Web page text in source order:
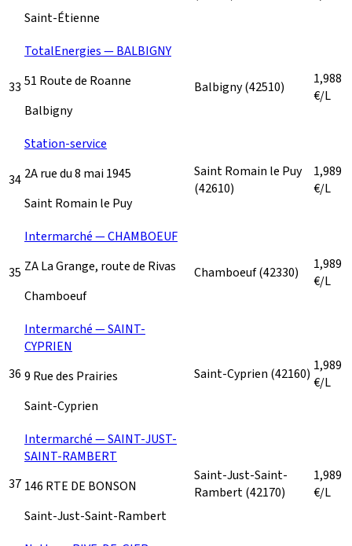
Saint-Étienne
33
TotalEnergies — BALBIGNY
51 Route de Roanne
Balbigny
Balbigny(42510)
1,988
€/L
34
Station-service
2A rue du 8 mai 1945
Saint Romain le Puy
Saint Romain le Puy
(42610)
1,989
€/L
35
Intermarché — CHAMBOEUF
ZA La Grange, route de Rivas
Chamboeuf
Chamboeuf(42330)
1,989
€/L
36
Intermarché — SAINT-
CYPRIEN
9 Rue des Prairies
Saint-Cyprien
Saint-Cyprien (42160) 1,989
€/L
37
Intermarché — SAINT-JUST-
SAINT-RAMBERT
146 RTE DE BONSON
Saint-Just-Saint-Rambert
Saint-Just-Saint-
Rambert(42170)
1,989
€/L